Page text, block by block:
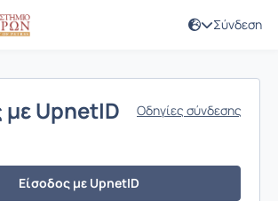
Σύνδεση
με UpnetID Οδηγίες σύνδεσης
Είσοδος με UpnetID